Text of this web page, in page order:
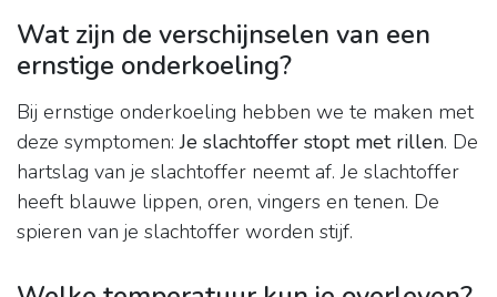
Wat zijn de verschijnselen van een
ernstige onderkoeling?
Bij ernstige onderkoeling hebben we te maken met
deze symptomen:Je slachtoffer stopt met rillen. De
hartslag van je slachtoffer neemt af. Je slachtoffer
heeft blauwe lippen, oren, vingers en tenen. De
spieren van je slachtoffer worden stijf.